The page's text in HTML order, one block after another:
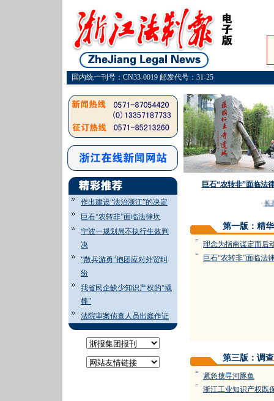
国内统一刊号：CN33-0019 邮发代号：31-25
作出建设“法治浙江”的决定
巨石“农转非”面临法律坎
宁波一规划局不执行生效判
决
“散兵游勇”抱团应对外贸纠
纷
我省民企缺少知识产权的“撬
棒”
法院审案侦查人员出庭作证
巨石“农转非”面临法
长
第一版：精
= 理念为指南谋定而后
= 巨石“农转非”面临法
第三版：调查
= 紧急搜寻河豚鱼
= 浙江工业知识产权既